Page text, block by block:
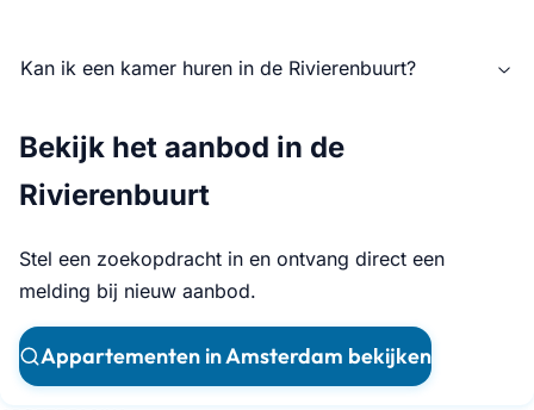
Kan ik een kamer huren in de Rivierenbuurt?
Bekijk het aanbod in de
Rivierenbuurt
Stel een zoekopdracht in en ontvang direct een
melding bij nieuw aanbod.
Appartementen in Amsterdam bekijken